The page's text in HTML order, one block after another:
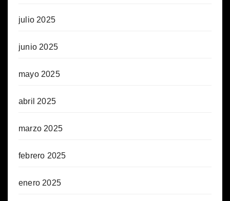
julio 2025
junio 2025
mayo 2025
abril 2025
marzo 2025
febrero 2025
enero 2025